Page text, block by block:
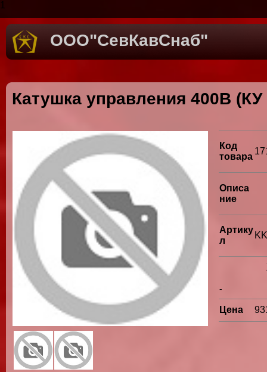
1
ООО"СевКавСнаб"
Катушка управления 400В (КУ
Код
товара
Описа
ние
Артику
л
-
Цена